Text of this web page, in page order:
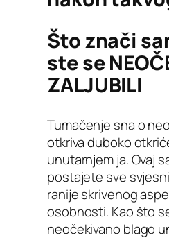
Što znači
ste se
ZALJUBILI
Tumačenje sna o
otkriva duboko
unutarnjem ja. Ovaj
postajete sve
ranije skrivenog
osobnosti. Kao što
neočekivano blago